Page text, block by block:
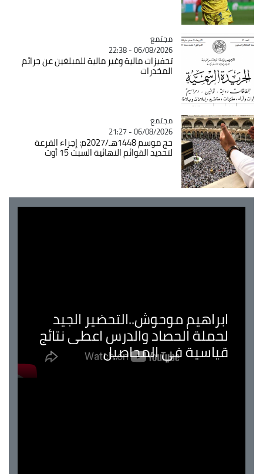
Catégorie
مجتمع
06/08/2026 - 22:38
تحفيزات مالية وغير مالية للمبلغين عن جرائم
المخدرات
Catégorie
مجتمع
06/08/2026 - 21:27
حج موسم 1448هـ/2027م: إجراء القرعة
لتحديد القوائم النهائية السبت 15 أوت
ابراهيم موحوش..التحضير الجيد
لحملة الحصاد والدرس اعطى نتائج
قياسية في المحاصيل